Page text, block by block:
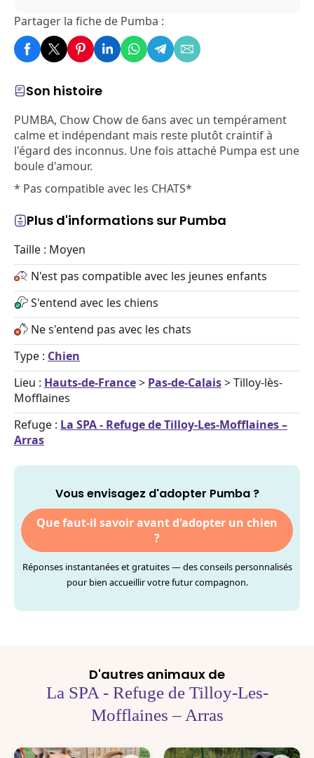
Son histoire
PUMBA, Chow Chow de 6ans avec un tempérament
calme et indépendant mais reste plutôt craintif à
l'égard des inconnus. Une fois attaché Pumpa est une
boule d'amour.
* Pas compatible avec les CHATS*
Plus d'informations sur Pumba
Taille : Moyen
N'est pas compatible avec les jeunes enfants
S'entend avec les chiens
Ne s'entend pas avec les chats
Type : Chien
Lieu : Hauts-de-France> Pas-de-Calais> Tilloy-lès-
Mofflaines
Refuge : La SPA - Refuge de Tilloy-Les-Mofflaines –
Arras
Vous envisagez d'adopter Pumba ?
Que faut-il savoir avant d'adopter un chien
?
Réponses instantanées et gratuites — des conseils personnalisés
pour bien accueillir votre futur compagnon.
Partager la fiche de Pumba :
D'autres animaux de
La SPA - Refuge de Tilloy-Les-
Mofflaines – Arras